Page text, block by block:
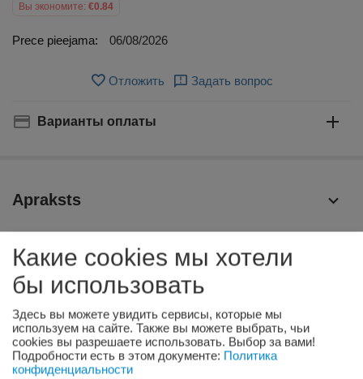
Вы экономите: €0.84
Prece pieejama: 06/08/2026
Отложить Задать вопрос
Варианты оплаты
Apraksts
иксодовых клещей, обеспечивает защиту животных от
нападения комаров, мошек и москитов, безрецептурный
вет.препарат Reģ.Nr. V/NRP/03/1599
Advantix 200 mg/40 mg капли от паразитов для собак до
4 kg
Не применять котам
Какие cookies мы хотели
бы использовать
Здесь вы можете увидить сервисы, которые мы
используем на сайте. Также вы можете выбрать, чьи
cookies вы разрешаете использовать. Выбор за вами!
Подробности есть в этом документе: Политика
конфиденциальности